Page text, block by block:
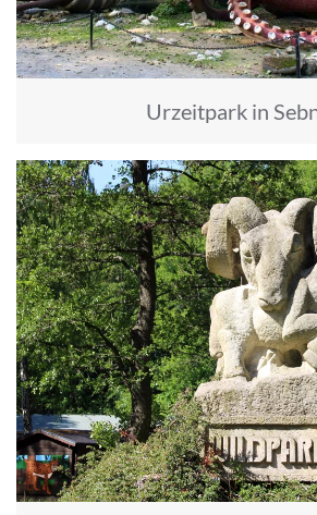
Urzeitpark in